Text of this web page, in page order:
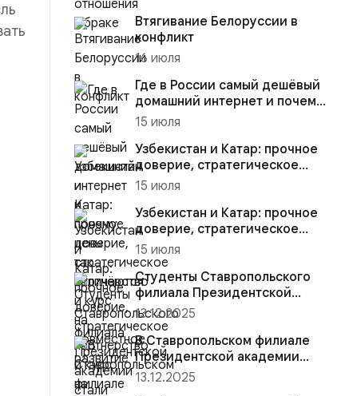
Втягивание Белоруссии в
конфликт
16 июля
Где в России самый дешёвый
домашний интернет и почему
цены так отличаются
15 июля
Узбекистан и Катар: прочное
доверие, стратегическое
партнёрство и курс на со...
15 июля
Узбекистан и Катар: прочное
доверие, стратегическое
партнёрство и курс на со...
15 июля
Студенты Ставропольского
филиала Президентской
академии стали волонтёрами
на...
13.12.2025
В Ставропольском филиале
Президентской академии
участники региональной
13.12.2025